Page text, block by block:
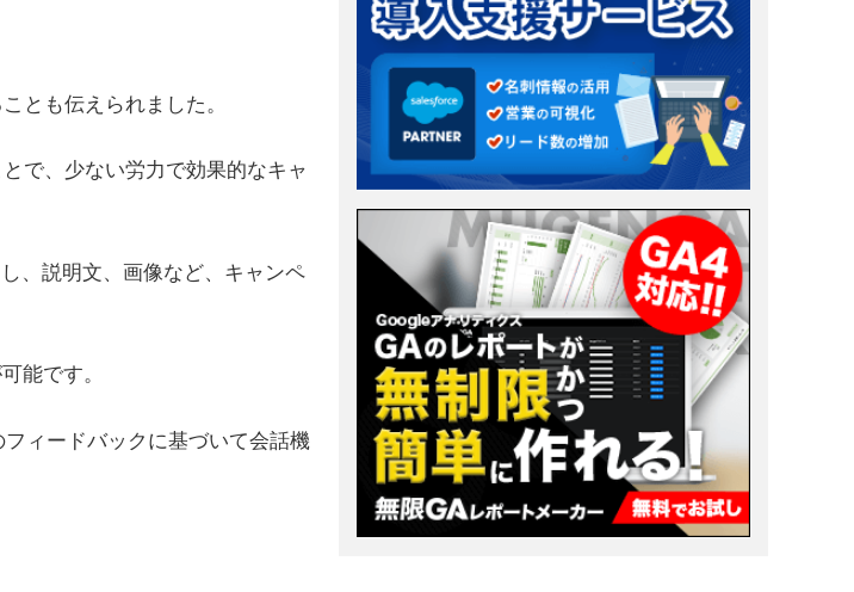
とも伝えられました。
で、少ない労力で効果的なキャ
、説明文、画像など、キャンペ
能です。
ィードバックに基づいて会話機